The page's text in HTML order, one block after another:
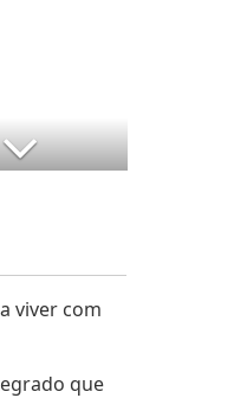
viver com
que